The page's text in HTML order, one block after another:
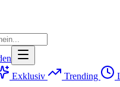
Exklusiv Trending